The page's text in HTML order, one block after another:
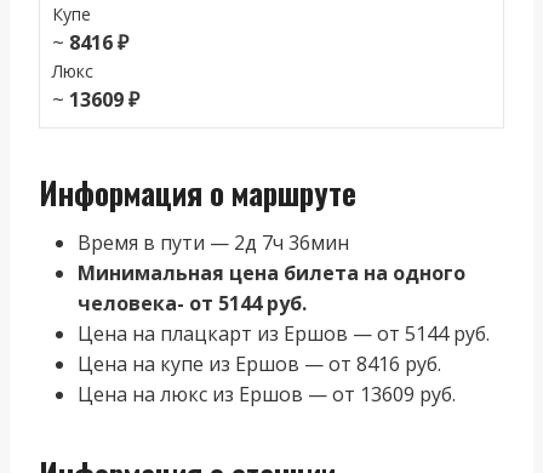
Купе
~ 8416 ₽
Люкс
~ 13609 ₽
Информация о маршруте
Время в пути — 2д 7ч 36мин
Минимальная цена билета на одного
человека- от 5144 руб.
Цена на плацкарт из Ершов — от 5144 руб.
Цена на купе из Ершов — от 8416 руб.
Цена на люкс из Ершов — от 13609 руб.